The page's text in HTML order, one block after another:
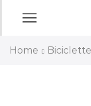
Home Biciclette